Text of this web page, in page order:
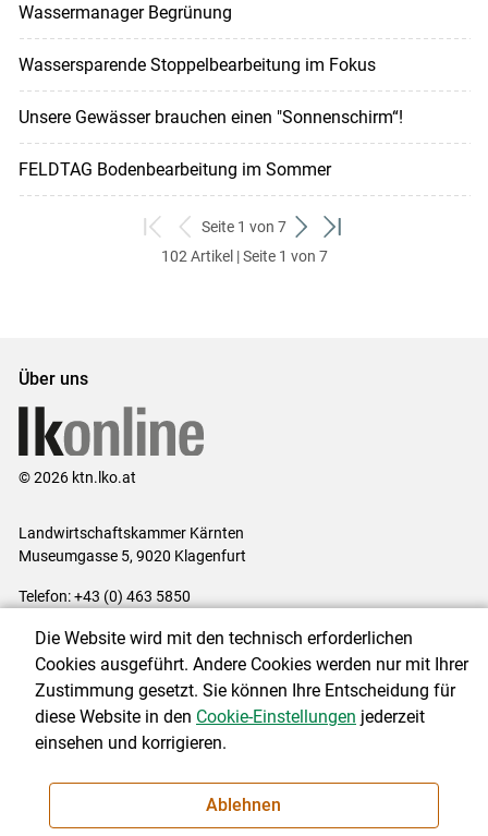
Wassermanager Begrünung
Wassersparende Stoppelbearbeitung im Fokus
Unsere Gewässer brauchen einen "Sonnenschirm“!
FELDTAG Bodenbearbeitung im Sommer
zum
ersten
zurück
zum
Seite 1 von 7
weiter
zum
zum
102 Artikel | Seite 1 von 7
Über uns
© 2026 ktn.lko.at
Landwirtschaftskammer Kärnten
Museumgasse 5, 9020 Klagenfurt
Telefon: +43 (0) 463 5850
Impressum|Kontakt|Datenschutzerklärung|Barrierefreiheit|
Cookie-Einstellungen
NEWSLETTER
Die Website wird mit den technisch erforderlichen
Cookies ausgeführt. Andere Cookies werden nur mit Ihrer
Zustimmung gesetzt. Sie können Ihre Entscheidung für
diese Website in den Cookie-Einstellungen jederzeit
einsehen und korrigieren.
Ablehnen